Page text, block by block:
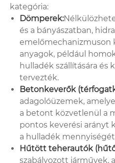
kategória:
Dömperek:
és a bányászatban,
emelőmechanizmuson
anyagok, például
hulladék szállítására és
tervezték.
Betonkeverők
adagolóüzemek,
a betont közvetlenül a
pontos keverési arányt
a hulladék
Hűtött teherautók
szabályozott járművek,